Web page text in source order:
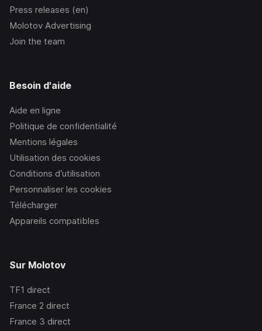
Press releases (en)
Molotov Advertising
Join the team
Besoin d'aide
Aide en ligne
Politique de confidentialité
Mentions légales
Utilisation des cookies
Conditions d’utilisation
Personnaliser les cookies
Télécharger
Appareils compatibles
Sur Molotov
TF1 direct
France 2 direct
France 3 direct